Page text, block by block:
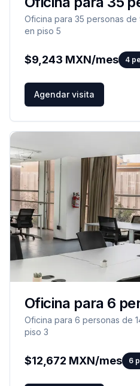
Oficina para 35 personas
en piso 5
$9,243 MXN/mes 4
Agendar visita
Oficina para 6
Oficina para 6 personas de
piso 3
$12,672 MXN/mes 6